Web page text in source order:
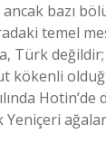
ancak bazı
temel
Türk değildir;
kökenli
Hotin’de